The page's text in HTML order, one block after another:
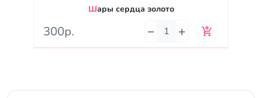
Шары сердца золото
300р.